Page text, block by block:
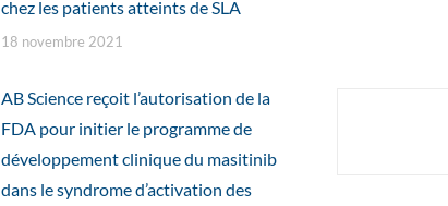
chez les patients atteints de SLA
18 novembre 2021
AB Science reçoit l’autorisation de la
FDA pour initier le programme de
développement clinique du masitinib
dans le syndrome d’activation des